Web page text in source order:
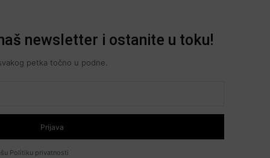
newsletter i ostanite u toku!
petka točno u podne.
Prijava
Politiku privatnosti